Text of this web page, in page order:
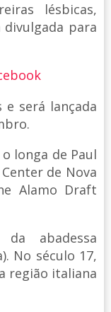
lésbicas,
para
será lançada
longa de Paul
de Nova
Alamo Draft
abadessa
No século 17,
região italiana